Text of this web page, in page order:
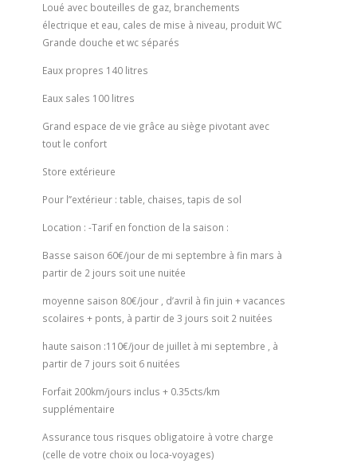
Loué avec bouteilles de gaz, branchements
électrique et eau, cales de mise à niveau, produit WC
Grande douche et wc séparés
Eaux propres 140 litres
Eaux sales 100 litres
Grand espace de vie grâce au siège pivotant avec
tout le confort
Store extérieure
Pour l’’extérieur : table, chaises, tapis de sol
Location : -Tarif en fonction de la saison :
Basse saison 60€/jour de mi septembre à fin mars à
partir de 2 jours soit une nuitée
moyenne saison 80€/jour , d’avril à fin juin + vacances
scolaires + ponts, à partir de 3 jours soit 2 nuitées
haute saison :110€/jour de juillet à mi septembre , à
partir de 7 jours soit 6 nuitées
Forfait 200km/jours inclus + 0.35cts/km
supplémentaire
Assurance tous risques obligatoire à votre charge
(celle de votre choix ou loca-voyages)